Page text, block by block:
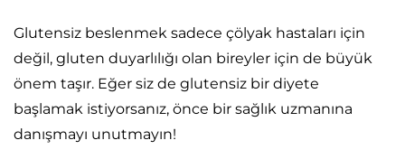
Glutensiz beslenmek sadece çölyak hastaları için
değil, gluten duyarlılığı olan bireyler için de büyük
önem taşır. Eğer siz de glutensiz bir diyete
başlamak istiyorsanız, önce bir sağlık uzmanına
danışmayı unutmayın!